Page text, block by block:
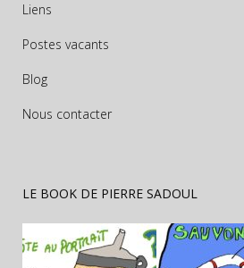
Liens
Postes vacants
Blog
Nous contacter
LE BOOK DE PIERRE SADOUL